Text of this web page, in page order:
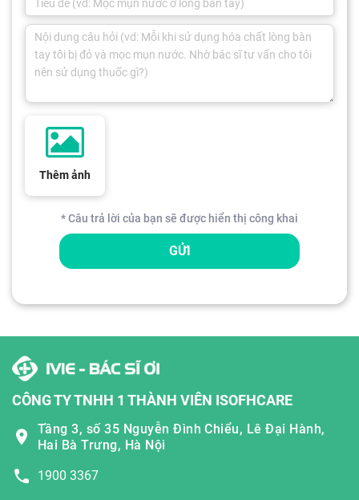
Thêm ảnh
* Câu trả lời của bạn sẽ được hiển thị công khai
GỬI
CÔNG TY TNHH 1 THÀNH VIÊN ISOFHCARE
Tầng 3, số 35 Nguyễn Đình Chiểu, Lê Đại Hành,
Hai Bà Trưng, Hà Nội
1900 3367